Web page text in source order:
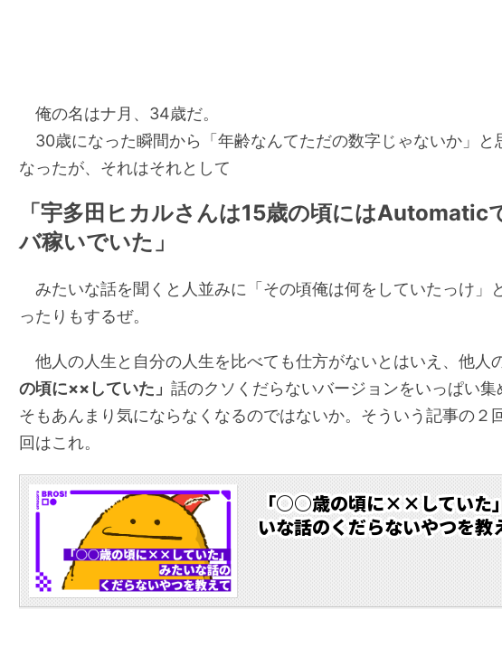
俺の名はナ月、34歳だ。
30歳になった瞬間から「年齢なんてただの数字じゃないか」と
なったが、それはそれとして
「宇多田ヒカルさんは15歳の頃にはAutomatic
バ稼いでいた」
みたいな話を聞くと人並みに「その頃俺は何をしていたっけ」
ったりもするぜ。
他人の人生と自分の人生を比べても仕方がないとはいえ、他人
の頃に××していた」 話のクソくだらないバージョンをいっぱい集
そもあんまり気にならなくなるのではないか。そういう記事の２
回はこれ。
「○○歳の頃に××していた
いな話のくだらないやつを教